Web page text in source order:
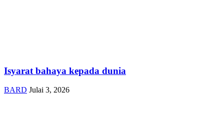
Isyarat bahaya kepada dunia
BARD Julai 3, 2026